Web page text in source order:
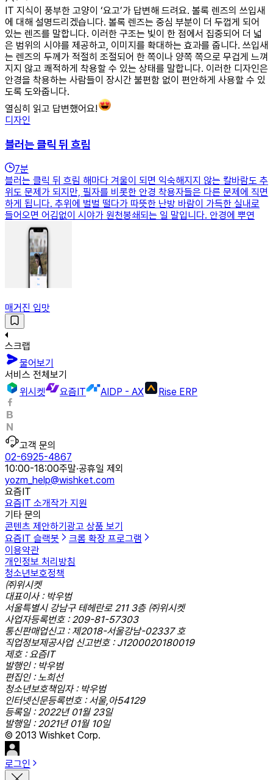
IT 지식이 풍부한 고양이 ‘요고’가 답변해 드려요. 볼록 렌즈의 쓰입새
에 대해 설명드리겠습니다. 볼록 렌즈는 중심 부분이 더 두껍게 되어
있는 렌즈를 말합니다. 이러한 구조는 빛이 한 점에서 집중되어 더 넓
은 범위의 시야를 제공하고, 이미지를 확대하는 효과를 줍니다. 쓰입새
는 렌즈의 두께가 적절히 조절되어 한 쪽이나 양쪽 쪽으로 무겁게 느껴
지지 않고 쾌적하게 착용할 수 있는 상태를 말합니다. 이러한 디자인은
안경을 착용하는 사람들이 장시간 불편함 없이 편안하게 사용할 수 있
도록 도와줍니다.
열심히 읽고 답변했어요!
디자인
블러는 클릭 뒤 흐림
7분
블러는 클릭 뒤 흐림 해마다 겨울이 되면 익숙해지지 않는 칼바람도 추
위도 문제가 되지만, 필자를 비롯한 안경 착용자들은 다른 문제에 직면
하게 됩니다. 추위에 벌벌 떨다가 따뜻한 난방 바람이 가득한 실내로
들어오면 어김없이 시야가 원천봉쇄되는 일 말입니다. 안경에 뿌연
매거진 입맛
스크랩
물어보기
서비스 전체보기
위시켓
요즘IT AIDP - AX Rise ERP
고객 문의
02-6925-4867
10:00-18:00주말·공휴일 제외
yozm_help@wishket.com
요즘IT
요즘IT 소개작가 지원
기타 문의
콘텐츠 제안하기 광고 상품 보기
요즘IT 슬랙봇
크롬 확장 프로그램
이용약관
개인정보 처리방침
청소년보호정책
㈜위시켓
대표이사 : 박우범
서울특별시 강남구 테헤란로 211 3층 ㈜위시켓
사업자등록번호 : 209-81-57303
통신판매업신고 : 제2018-서울강남-02337 호
직업정보제공사업 신고번호 : J1200020180019
제호 : 요즘IT
발행인 : 박우범
편집인 : 노희선
청소년보호책임자 : 박우범
인터넷신문등록번호 : 서울,아54129
등록일 : 2022년 01월 23일
발행일 : 2021년 01월 10일
© 2013 Wishket Corp.
로그인